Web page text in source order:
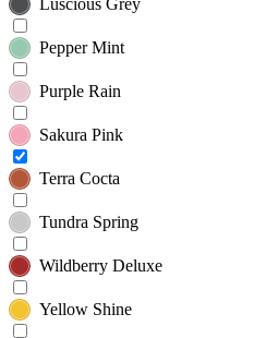
Luscious Grey
Pepper Mint
Purple Rain
Sakura Pink
Terra Cocta
Tundra Spring
Wildberry Deluxe
Yellow Shine